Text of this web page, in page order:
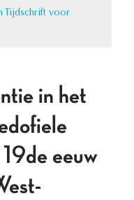
Tijdschrift voor
in het
eeuw